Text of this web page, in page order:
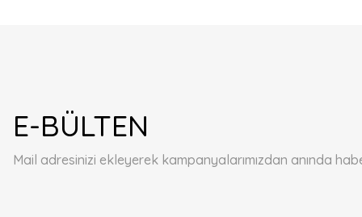
E-BÜLTEN
Mail adresinizi ekleyerek kampanyalarımızdan anında